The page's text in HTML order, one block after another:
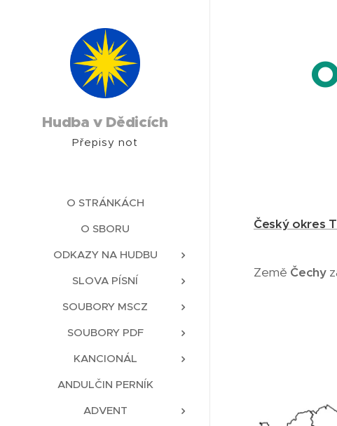
Hudba v Dědicích
Přepisy not
O STRÁNKÁCH
O SBORU
ODKAZY NA HUDBU
SLOVA PÍSNÍ
SOUBORY MSCZ
SOUBORY PDF
KANCIONÁL
ANDULČIN PERNÍK
ADVENT
Český okres
Země Čechy